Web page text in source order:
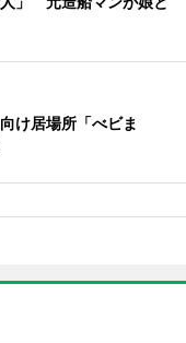
け居場所「べビま